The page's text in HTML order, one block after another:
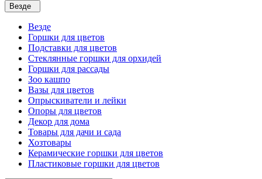
Везде
Везде
Горшки для цветов
Подставки для цветов
Стеклянные горшки для орхидей
Горшки для рассады
Зоо кашпо
Вазы для цветов
Опрыскиватели и лейки
Опоры для цветов
Декор для дома
Товары для дачи и сада
Хозтовары
Керамические горшки для цветов
Пластиковые горшки для цветов